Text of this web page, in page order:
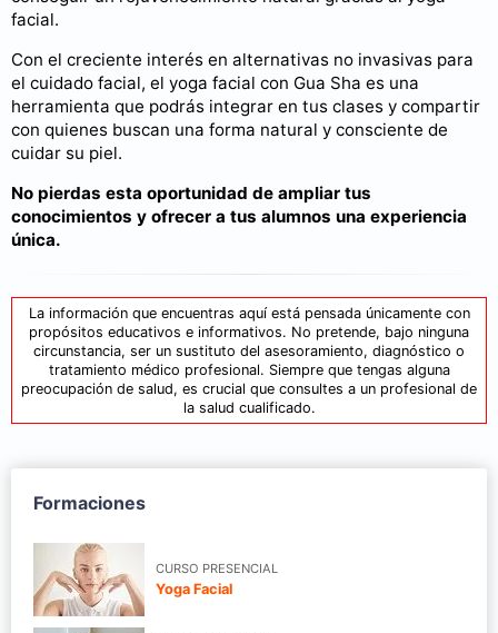
facial.
Con el creciente interés en alternativas no invasivas para
el cuidado facial, el yoga facial con Gua Sha es una
herramienta que podrás integrar en tus clases y compartir
con quienes buscan una forma natural y consciente de
cuidar su piel.
No pierdas esta oportunidad de ampliar tus
conocimientos y ofrecer a tus alumnos una experiencia
única.
La información que encuentras aquí está pensada únicamente con
propósitos educativos e informativos. No pretende, bajo ninguna
circunstancia, ser un sustituto del asesoramiento, diagnóstico o
tratamiento médico profesional. Siempre que tengas alguna
preocupación de salud, es crucial que consultes a un profesional de
la salud cualificado.
Formaciones
CURSO PRESENCIAL
Yoga Facial